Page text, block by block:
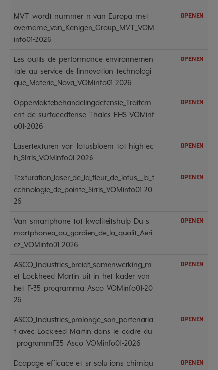
MVT_wordt_nummer_n_van_Europa_met_
overname_van_Kanigen_Group_MVT_VOM
info01-2026
OPENEN
Les_outils_de_performance_environnemen
tale_au_service_de_linnovation_technologi
que_Materia_Nova_VOMinfo01-2026
OPENEN
Oppervlaktebehandelingdefensie_Traitem
ent_de_surfacedfense_Thales_EHS_VOMinf
o01-2026
OPENEN
Lasertexturen_van_lotusbloem_tot_hightec
h_Sirris_VOMinfo01-2026
OPENEN
Texturation_laser_de_la_fleur_de_lotus__la_t
echnologie_de_pointe_Sirris_VOMinfo01-20
26
OPENEN
Van_smartphone_tot_kwaliteitshulp_Du_s
martphonea_au_gardien_de_la_qualit_Aeri
ez_VOMinfo01-2026
OPENEN
ASCO_Industries_breidt_samenwerking_m
et_Lockheed_Martin_uit_in_het_kader_van_
het_F-35_programma_Asco_VOMinfo01-20
26
OPENEN
ASCO_Industries_prolonge_son_partenaria
t_avec_Lockleed_Martin_dans_le_cadre_du
_programmF35_Asco_VOMinfo01-2026
OPENEN
Dcapage_efficace_et_sr_solutions_chimiqu
OPENEN